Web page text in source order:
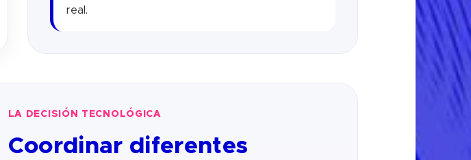
real.
LA DECISIÓN TECNOLÓGICA
Coordinar diferentes